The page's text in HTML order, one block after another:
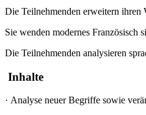
Die Teilnehmenden erweitern ihren
Sie wenden modernes Französisch
Die Teilnehmenden analysieren
Inhalte
· Analyse neuer Begriffe sowie